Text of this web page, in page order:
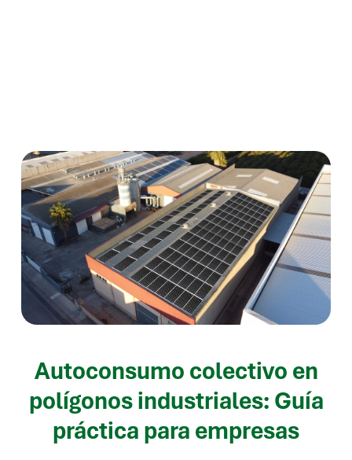
Autoconsumo colectivo en
polígonos industriales: Guía
práctica para empresas